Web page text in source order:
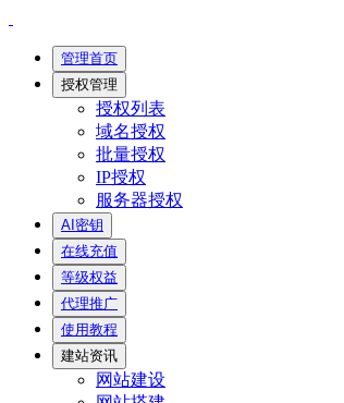
管理首页
授权管理
授权列表
域名授权
批量授权
IP授权
服务器授权
AI密钥
在线充值
等级权益
代理推广
使用教程
建站资讯
网站建设